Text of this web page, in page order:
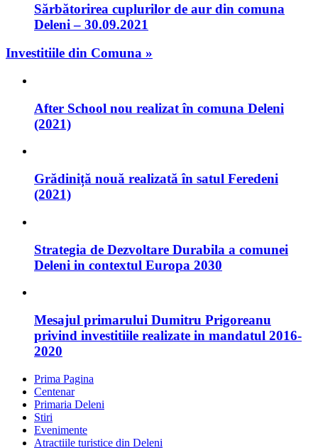
Sărbătorirea cuplurilor de aur din comuna
Deleni – 30.09.2021
Investitiile din Comuna »
After School nou realizat în comuna Deleni
(2021)
Grădiniță nouă realizată în satul Feredeni
(2021)
Strategia de Dezvoltare Durabila a comunei
Deleni in contextul Europa 2030
Mesajul primarului Dumitru Prigoreanu
privind investitiile realizate in mandatul 2016-
2020
Prima Pagina
Centenar
Primaria Deleni
Stiri
Evenimente
Atractiile turistice din Deleni